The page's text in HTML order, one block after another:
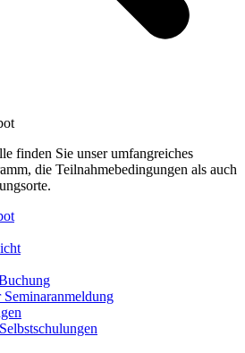
finden Sie unser umfangreiches
die Teilnahmebedingungen als auch